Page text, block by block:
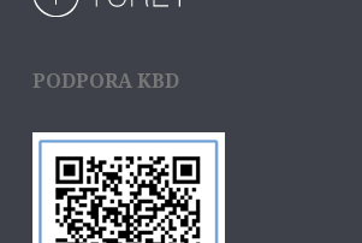
PODPORA KBD